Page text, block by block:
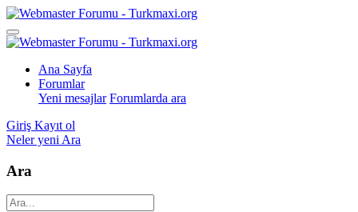
Ana Sayfa
Forumlar
Yeni mesajlar Forumlarda ara
Giriş Kayıt ol
Neler yeni Ara
Ara